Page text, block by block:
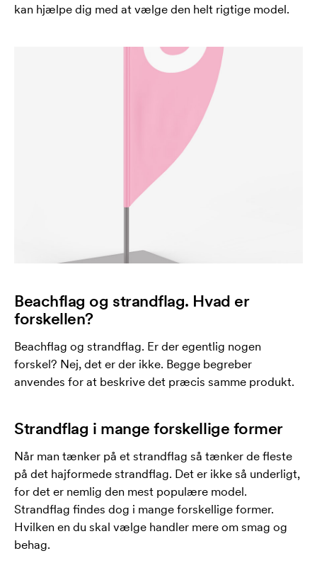
kan hjælpe dig med at vælge den helt rigtige model.
Beachflag og strandflag. Hvad er
forskellen?
Beachflag og strandflag. Er der egentlig nogen
forskel? Nej, det er der ikke. Begge begreber
anvendes for at beskrive det præcis samme produkt.
Strandflag i mange forskellige former
Når man tænker på et strandflag så tænker de fleste
på det hajformede strandflag. Det er ikke så underligt,
for det er nemlig den mest populære model.
Strandflag findes dog i mange forskellige former.
Hvilken en du skal vælge handler mere om smag og
behag.